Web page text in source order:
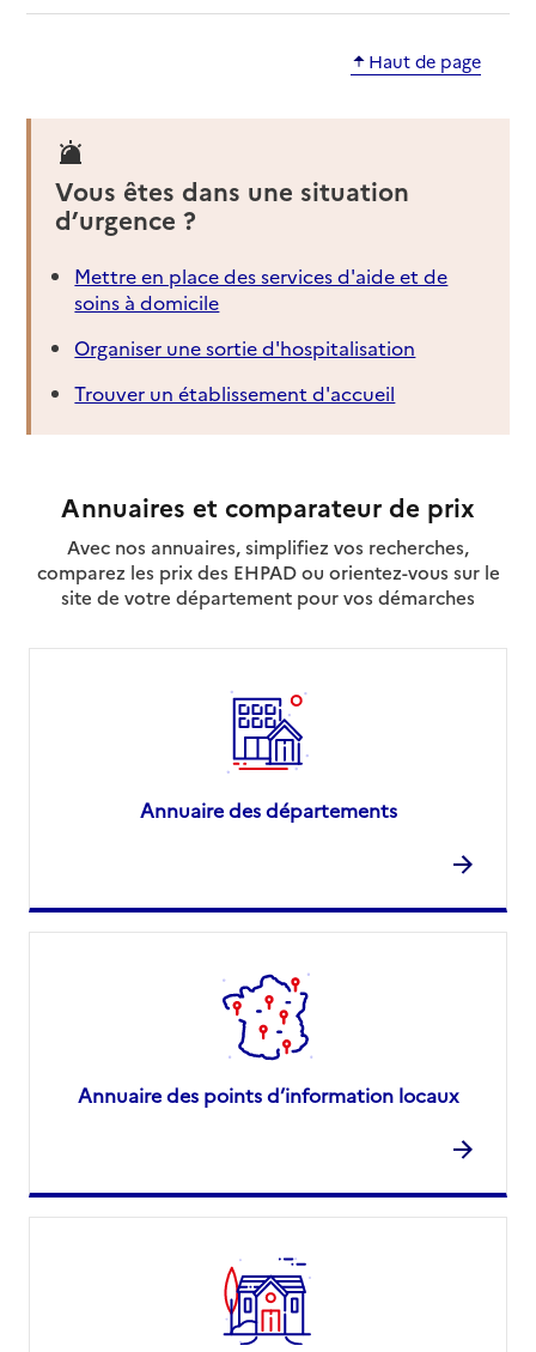
Haut de page
Vous êtes dans une situation
d’urgence ?
Mettre en place des services d'aide et de
soins à domicile
Organiser une sortie d'hospitalisation
Trouver un établissement d'accueil
Annuaires et comparateur de prix
Avec nos annuaires, simplifiez vos recherches,
comparez les prix des EHPAD ou orientez-vous sur le
site de votre département pour vos démarches
Annuaire des départements
Annuaire des points d’information locaux